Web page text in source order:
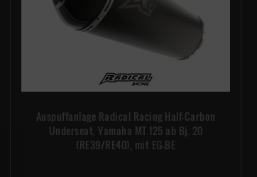
Auspuffanlage Radical Racing Half-Carbon
Underseat, Yamaha MT 125 ab Bj. 20
(RE39/RE40), mit EG-BE